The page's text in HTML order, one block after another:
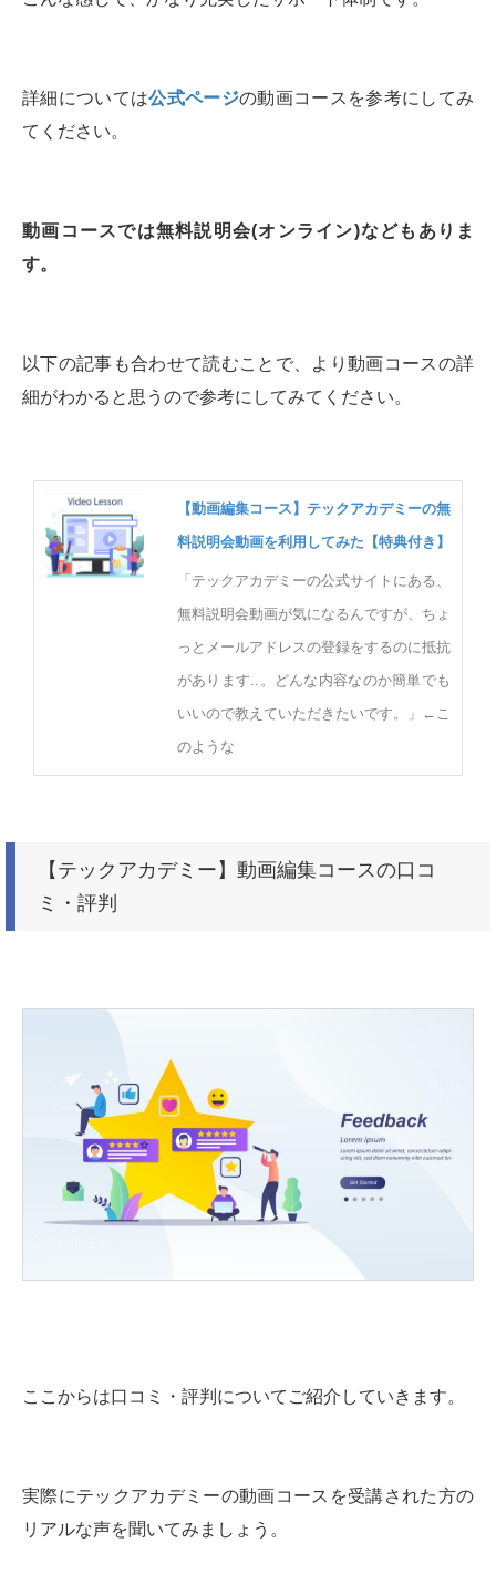
詳細については公式ページの動画コースを参考にしてみ
てください。
動画コースでは無料説明会(オンライン)などもありま
す。
以下の記事も合わせて読むことで、より動画コースの詳
細がわかると思うので参考にしてみてください。
【動画編集コース】テックアカデミーの無
料説明会動画を利用してみた【特典付き】
「テックアカデミーの公式サイトにある、
無料説明会動画が気になるんですが、ちょ
っとメールアドレスの登録をするのに抵抗
があります..。どんな内容なのか簡単でも
いいので教えていただきたいです。」←こ
のような
【テックアカデミー】動画編集コースの口コ
ミ・評判
ここからは口コミ・評判についてご紹介していきます。
実際にテックアカデミーの動画コースを受講された方の
リアルな声を聞いてみましょう。